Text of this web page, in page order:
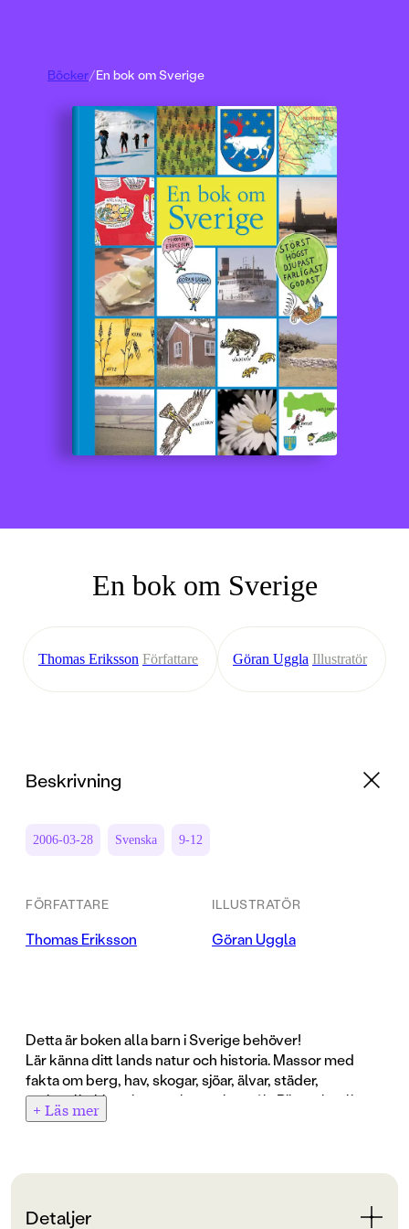
En bok om Sverige
Thomas Eriksson Författare Göran Uggla Illustratör
Böcker/En bok om Sverige
Beskrivning
2006-03-28 Svenska 9-12
FÖRFATTARE
Thomas Eriksson
ILLUSTRATÖR
Göran Uggla
Detta är boken alla barn i Sverige behöver!
Lär känna ditt lands natur och historia. Massor med
fakta om berg, hav, skogar, sjöar, älvar, städer,
näringsliv, historia, mat, hus och språk. Rikt och roligt
illustrerad med teckningar - och med foton och kartor.
+ Läs mer
Detaljer